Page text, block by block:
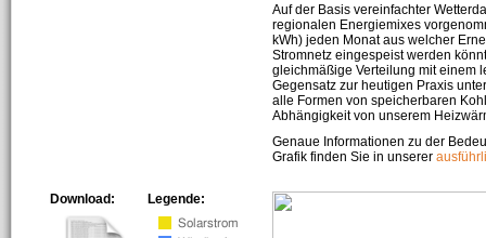
Auf der Basis vereinfachter
regionalen Energiemixes
kWh) jeden Monat aus welcher
Stromnetz eingespeist werden
gleichmäßige Verteilung mit einem
Gegensatz zur heutigen Praxis
alle Formen von speicherbaren
Abhängigkeit von unserem
Genaue Informationen zu der
Grafik finden Sie in unserer
Legende:
Download: